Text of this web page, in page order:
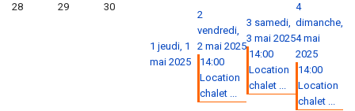
28
29 30
1 jeudi, 1
mai 2025
2
vendredi,
2 mai 2025
14:00
Location
chalet ...
3 samedi,
3 mai 2025
14:00
Location
chalet ...
4
dimanche,
4 mai
2025
14:00
Location
chalet ...